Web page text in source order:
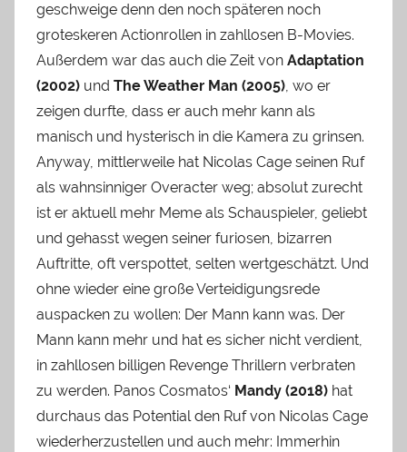
geschweige denn den noch späteren noch
groteskeren Actionrollen in zahllosen B-Movies.
Außerdem war das auch die Zeit von Adaptation
(2002) und The Weather Man (2005), wo er
zeigen durfte, dass er auch mehr kann als
manisch und hysterisch in die Kamera zu grinsen.
Anyway, mittlerweile hat Nicolas Cage seinen Ruf
als wahnsinniger Overacter weg; absolut zurecht
ist er aktuell mehr Meme als Schauspieler, geliebt
und gehasst wegen seiner furiosen, bizarren
Auftritte, oft verspottet, selten wertgeschätzt. Und
ohne wieder eine große Verteidigungsrede
auspacken zu wollen: Der Mann kann was. Der
Mann kann mehr und hat es sicher nicht verdient,
in zahllosen billigen Revenge Thrillern verbraten
zu werden. Panos Cosmatos‘ Mandy (2018) hat
durchaus das Potential den Ruf von Nicolas Cage
wiederherzustellen und auch mehr: Immerhin